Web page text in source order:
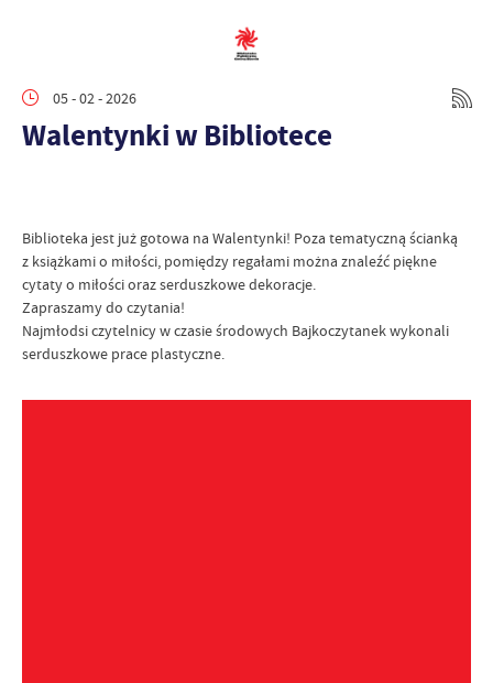
05 - 02 - 2026
Walentynki w Bibliotece
Biblioteka jest już gotowa na Walentynki! Poza tematyczną ścianką
z książkami o miłości, pomiędzy regałami można znaleźć piękne
cytaty o miłości oraz serduszkowe dekoracje.
Zapraszamy do czytania!
Najmłodsi czytelnicy w czasie środowych Bajkoczytanek wykonali
serduszkowe prace plastyczne.